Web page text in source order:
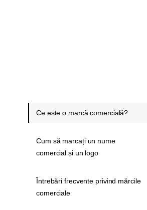
Ce este o marcă comercială?
Cum să marcați un nume
comercial și un logo
Întrebări frecvente privind mărcile
comerciale